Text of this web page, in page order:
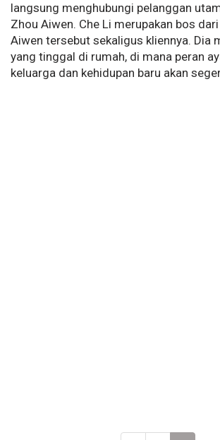
langsung menghubungi pelanggan
Zhou Aiwen. Che Li merupakan bos
Aiwen tersebut sekaligus kliennya. Dia
yang tinggal di rumah, di mana peran
keluarga dan kehidupan baru akan